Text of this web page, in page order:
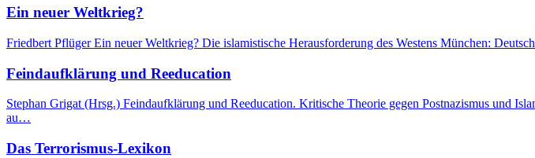
Ein neuer Weltkrieg?
Friedbert Pflüger Ein neuer Weltkrieg? Die islamistische Herausforderung des Westens München:
Feindaufklärung und Reeducation
Stephan Grigat (Hrsg.) Feindaufklärung und Reeducation. Kritische Theorie gegen Postnazismus und
au…
Das Terrorismus-Lexikon